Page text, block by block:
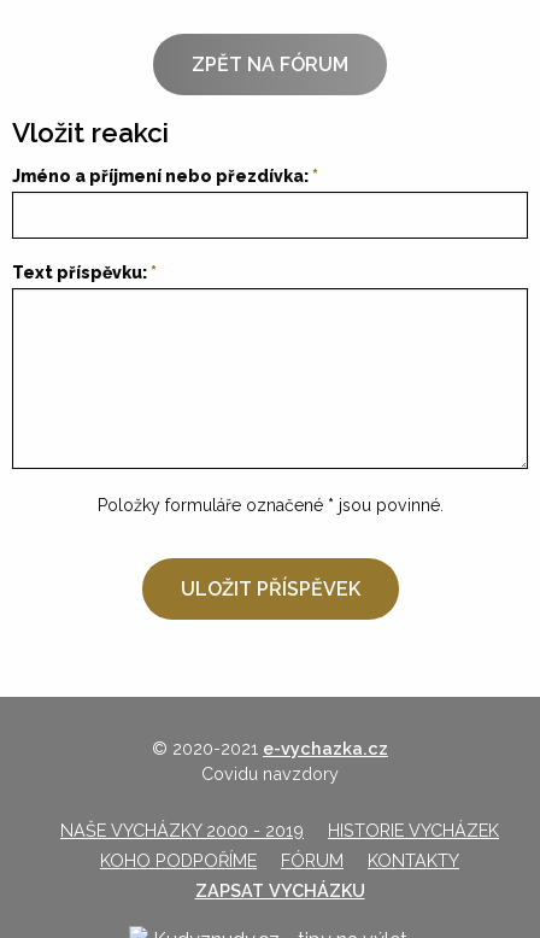
ZPĚT NA FÓRUM
Vložit reakci
Jméno a příjmení nebo přezdívka:
Text příspěvku:
Položky formuláře označené * jsou povinné.
© 2020-2021 e-vychazka.cz
Covidu navzdory
NAŠE VYCHÁZKY 2000 - 2019
HISTORIE VYCHÁZEK
KOHO PODPOŘÍME
FÓRUM
KONTAKTY
ZAPSAT VYCHÁZKU